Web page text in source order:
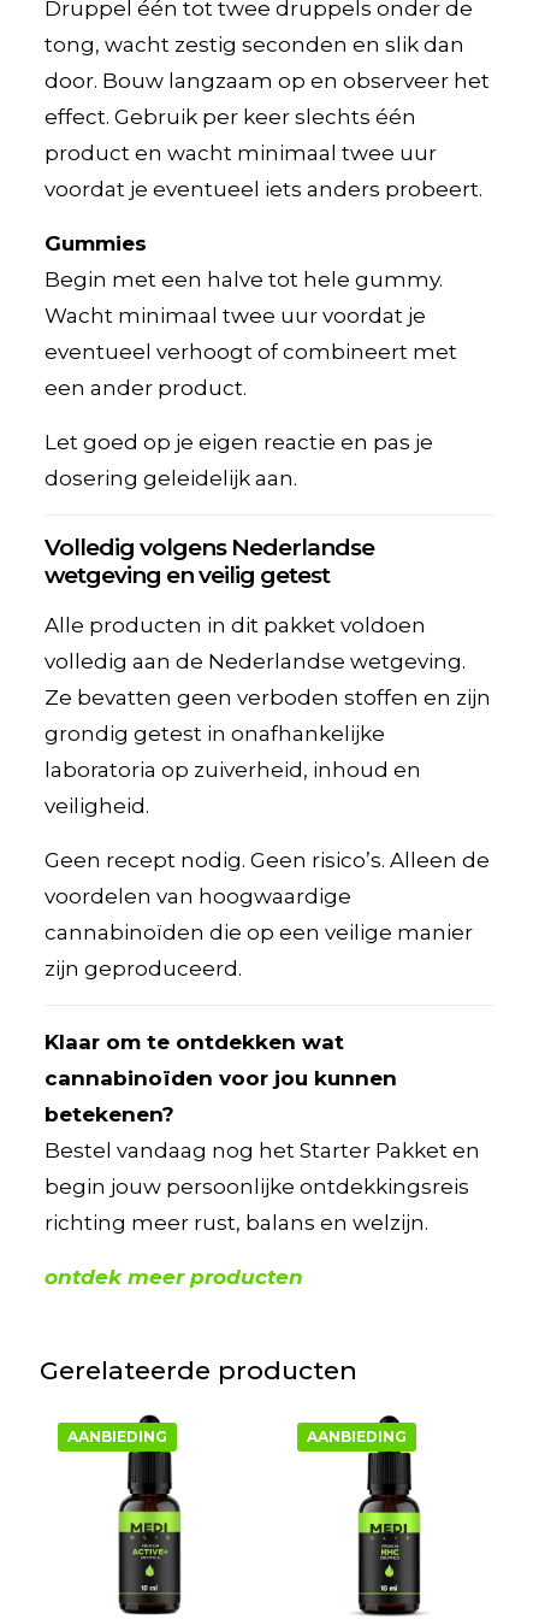
Druppel één tot twee druppels onder de
tong, wacht zestig seconden en slik dan
door. Bouw langzaam op en observeer het
effect. Gebruik per keer slechts één
product en wacht minimaal twee uur
voordat je eventueel iets anders probeert.
Gummies
Begin met een halve tot hele gummy.
Wacht minimaal twee uur voordat je
eventueel verhoogt of combineert met
een ander product.
Let goed op je eigen reactie en pas je
dosering geleidelijk aan.
Volledig volgens Nederlandse
wetgeving en veilig getest
Alle producten in dit pakket voldoen
volledig aan de Nederlandse wetgeving.
Ze bevatten geen verboden stoffen en zijn
grondig getest in onafhankelijke
laboratoria op zuiverheid, inhoud en
veiligheid.
Geen recept nodig. Geen risico’s. Alleen de
voordelen van hoogwaardige
cannabinoïden die op een veilige manier
zijn geproduceerd.
Klaar om te ontdekken wat
cannabinoïden voor jou kunnen
betekenen?
Bestel vandaag nog het Starter Pakket en
begin jouw persoonlijke ontdekkingsreis
richting meer rust, balans en welzijn.
ontdek meer producten
Gerelateerde producten
AANBIEDING AANBIEDING